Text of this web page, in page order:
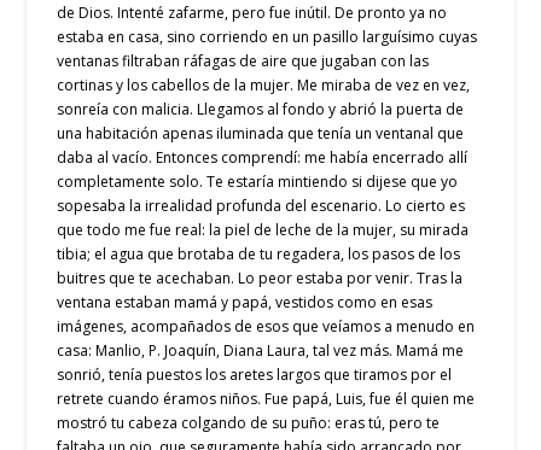
de Dios. Intenté zafarme, pero fue inútil. De pronto ya no
estaba en casa, sino corriendo en un pasillo larguísimo cuyas
ventanas filtraban ráfagas de aire que jugaban con las
cortinas y los cabellos de la mujer. Me miraba de vez en vez,
sonreía con malicia. Llegamos al fondo y abrió la puerta de
una habitación apenas iluminada que tenía un ventanal que
daba al vacío. Entonces comprendí: me había encerrado allí
completamente solo. Te estaría mintiendo si dijese que yo
sopesaba la irrealidad profunda del escenario. Lo cierto es
que todo me fue real: la piel de leche de la mujer, su mirada
tibia; el agua que brotaba de tu regadera, los pasos de los
buitres que te acechaban. Lo peor estaba por venir. Tras la
ventana estaban mamá y papá, vestidos como en esas
imágenes, acompañados de esos que veíamos a menudo en
casa: Manlio, P. Joaquín, Diana Laura, tal vez más. Mamá me
sonrió, tenía puestos los aretes largos que tiramos por el
retrete cuando éramos niños. Fue papá, Luis, fue él quien me
mostró tu cabeza colgando de su puño: eras tú, pero te